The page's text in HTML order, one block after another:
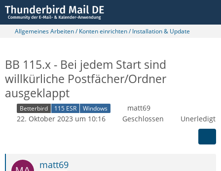
Allgemeines Arbeiten / Konten einrichten / Installation & Update
BB 115.x - Bei jedem Start sind
willkürliche Postfächer/Ordner
ausgeklappt
Betterbird 115 ESR Windows
matt69
22. Oktober 2023 um 10:16
Geschlossen Unerledigt
matt69